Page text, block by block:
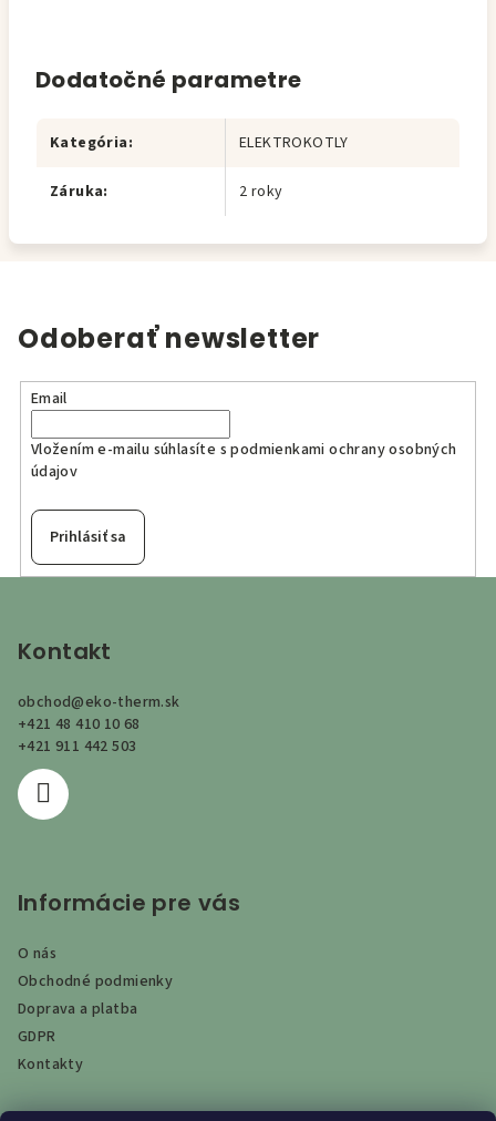
Dodatočné parametre
Kategória: ELEKTROKOTLY
Záruka: 2 roky
Odoberať newsletter
Email
Vložením e-mailu súhlasíte spodmienkami ochrany osobných
údajov
Prihlásiť sa
Kontakt
obchod@eko-therm.sk
+421 48 410 10 68
+421 911 442 503
Informácie pre vás
O nás
Obchodné podmienky
Doprava a platba
GDPR
Kontakty